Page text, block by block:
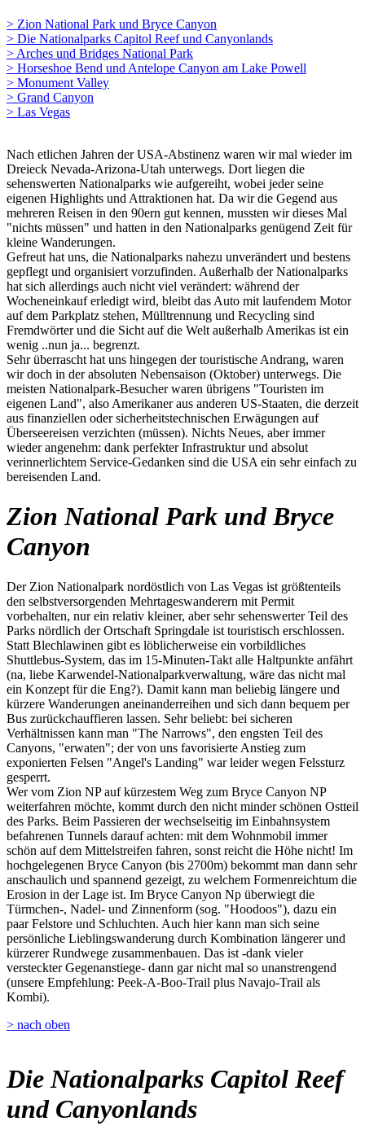
> Zion National Park und Bryce Canyon
> Die Nationalparks Capitol Reef und Canyonlands
> Arches und Bridges National Park
> Horseshoe Bend und Antelope Canyon am Lake Powell
> Monument Valley
> Grand Canyon
> Las Vegas
Nach etlichen Jahren der USA-Abstinenz waren wir mal wieder im
Dreieck Nevada-Arizona-Utah unterwegs. Dort liegen die
sehenswerten Nationalparks wie aufgereiht, wobei jeder seine
eigenen Highlights und Attraktionen hat. Da wir die Gegend aus
mehreren Reisen in den 90ern gut kennen, mussten wir dieses Mal
"nichts müssen" und hatten in den Nationalparks genügend Zeit für
kleine Wanderungen.
Gefreut hat uns, die Nationalparks nahezu unverändert und bestens
gepflegt und organisiert vorzufinden. Außerhalb der Nationalparks
hat sich allerdings auch nicht viel verändert: während der
Wocheneinkauf erledigt wird, bleibt das Auto mit laufendem Motor
auf dem Parkplatz stehen, Mülltrennung und Recycling sind
Fremdwörter und die Sicht auf die Welt außerhalb Amerikas ist ein
wenig ..nun ja... begrenzt.
Sehr überrascht hat uns hingegen der touristische Andrang, waren
wir doch in der absoluten Nebensaison (Oktober) unterwegs. Die
meisten Nationalpark-Besucher waren übrigens "Touristen im
eigenen Land", also Amerikaner aus anderen US-Staaten, die derzeit
aus finanziellen oder sicherheitstechnischen Erwägungen auf
Überseereisen verzichten (müssen). Nichts Neues, aber immer
wieder angenehm: dank perfekter Infrastruktur und absolut
verinnerlichtem Service-Gedanken sind die USA ein sehr einfach zu
bereisenden Land.
Zion National Park und Bryce
Canyon
Der Zion Nationalpark nordöstlich von Las Vegas ist größtenteils
den selbstversorgenden Mehrtageswanderern mit Permit
vorbehalten, nur ein relativ kleiner, aber sehr sehenswerter Teil des
Parks nördlich der Ortschaft Springdale ist touristisch erschlossen.
Statt Blechlawinen gibt es löblicherweise ein vorbildliches
Shuttlebus-System, das im 15-Minuten-Takt alle Haltpunkte anfährt
(na, liebe Karwendel-Nationalparkverwaltung, wäre das nicht mal
ein Konzept für die Eng?). Damit kann man beliebig längere und
kürzere Wanderungen aneinanderreihen und sich dann bequem per
Bus zurückchauffieren lassen. Sehr beliebt: bei sicheren
Verhältnissen kann man "The Narrows", den engsten Teil des
Canyons, "erwaten"; der von uns favorisierte Anstieg zum
exponierten Felsen "Angel's Landing" war leider wegen Felssturz
gesperrt.
Wer vom Zion NP auf kürzestem Weg zum Bryce Canyon NP
weiterfahren möchte, kommt durch den nicht minder schönen Ostteil
des Parks. Beim Passieren der wechselseitig im Einbahnsystem
befahrenen Tunnels darauf achten: mit dem Wohnmobil immer
schön auf dem Mittelstreifen fahren, sonst reicht die Höhe nicht! Im
hochgelegenen Bryce Canyon (bis 2700m) bekommt man dann sehr
anschaulich und spannend gezeigt, zu welchem Formenreichtum die
Erosion in der Lage ist. Im Bryce Canyon Np überwiegt die
Türmchen-, Nadel- und Zinnenform (sog. "Hoodoos"), dazu ein
paar Felstore und Schluchten. Auch hier kann man sich seine
persönliche Lieblingswanderung durch Kombination längerer und
kürzerer Rundwege zusammenbauen. Das ist -dank vieler
versteckter Gegenanstiege- dann gar nicht mal so unanstrengend
(unsere Empfehlung: Peek-A-Boo-Trail plus Navajo-Trail als
Kombi).
> nach oben
Die Nationalparks Capitol Reef
und Canyonlands